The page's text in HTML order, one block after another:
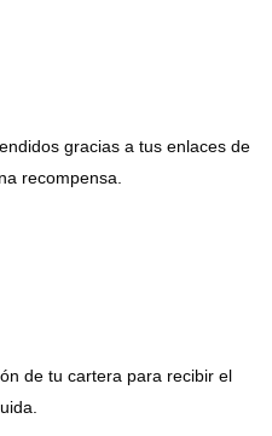
gracias a tus enlaces de
recompensa.
de tu cartera para recibir el